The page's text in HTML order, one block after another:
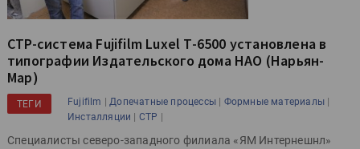
CTP-система Fujifilm Luxel T-6500 установлена в
типографии Издательского дома НАО (Нарьян-
Мар)
ТЕГИ Fujifilm |Допечатные процессы | Формные материалы |
Инсталляции | CTP |
Специалисты северо-западного филиала «ЯМ Интернешнл»